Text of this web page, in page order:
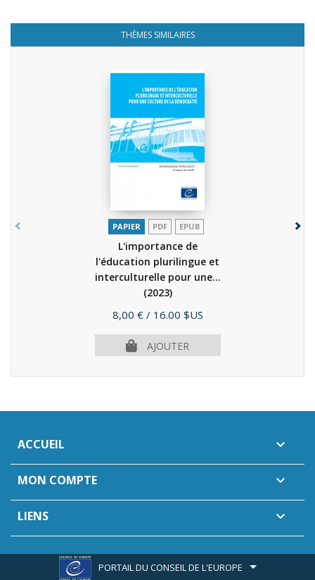
THÈMES SIMILAIRES
PAPIER PDF EPUB
L'importance de
l'éducation plurilingue et
interculturelle pour une...
(2023)
Prix
8,00 € / 16.00 $US
AJOUTER
ACCUEIL 
MON COMPTE 
LIENS 
PORTAIL DU CONSEIL DE L'EUROPE